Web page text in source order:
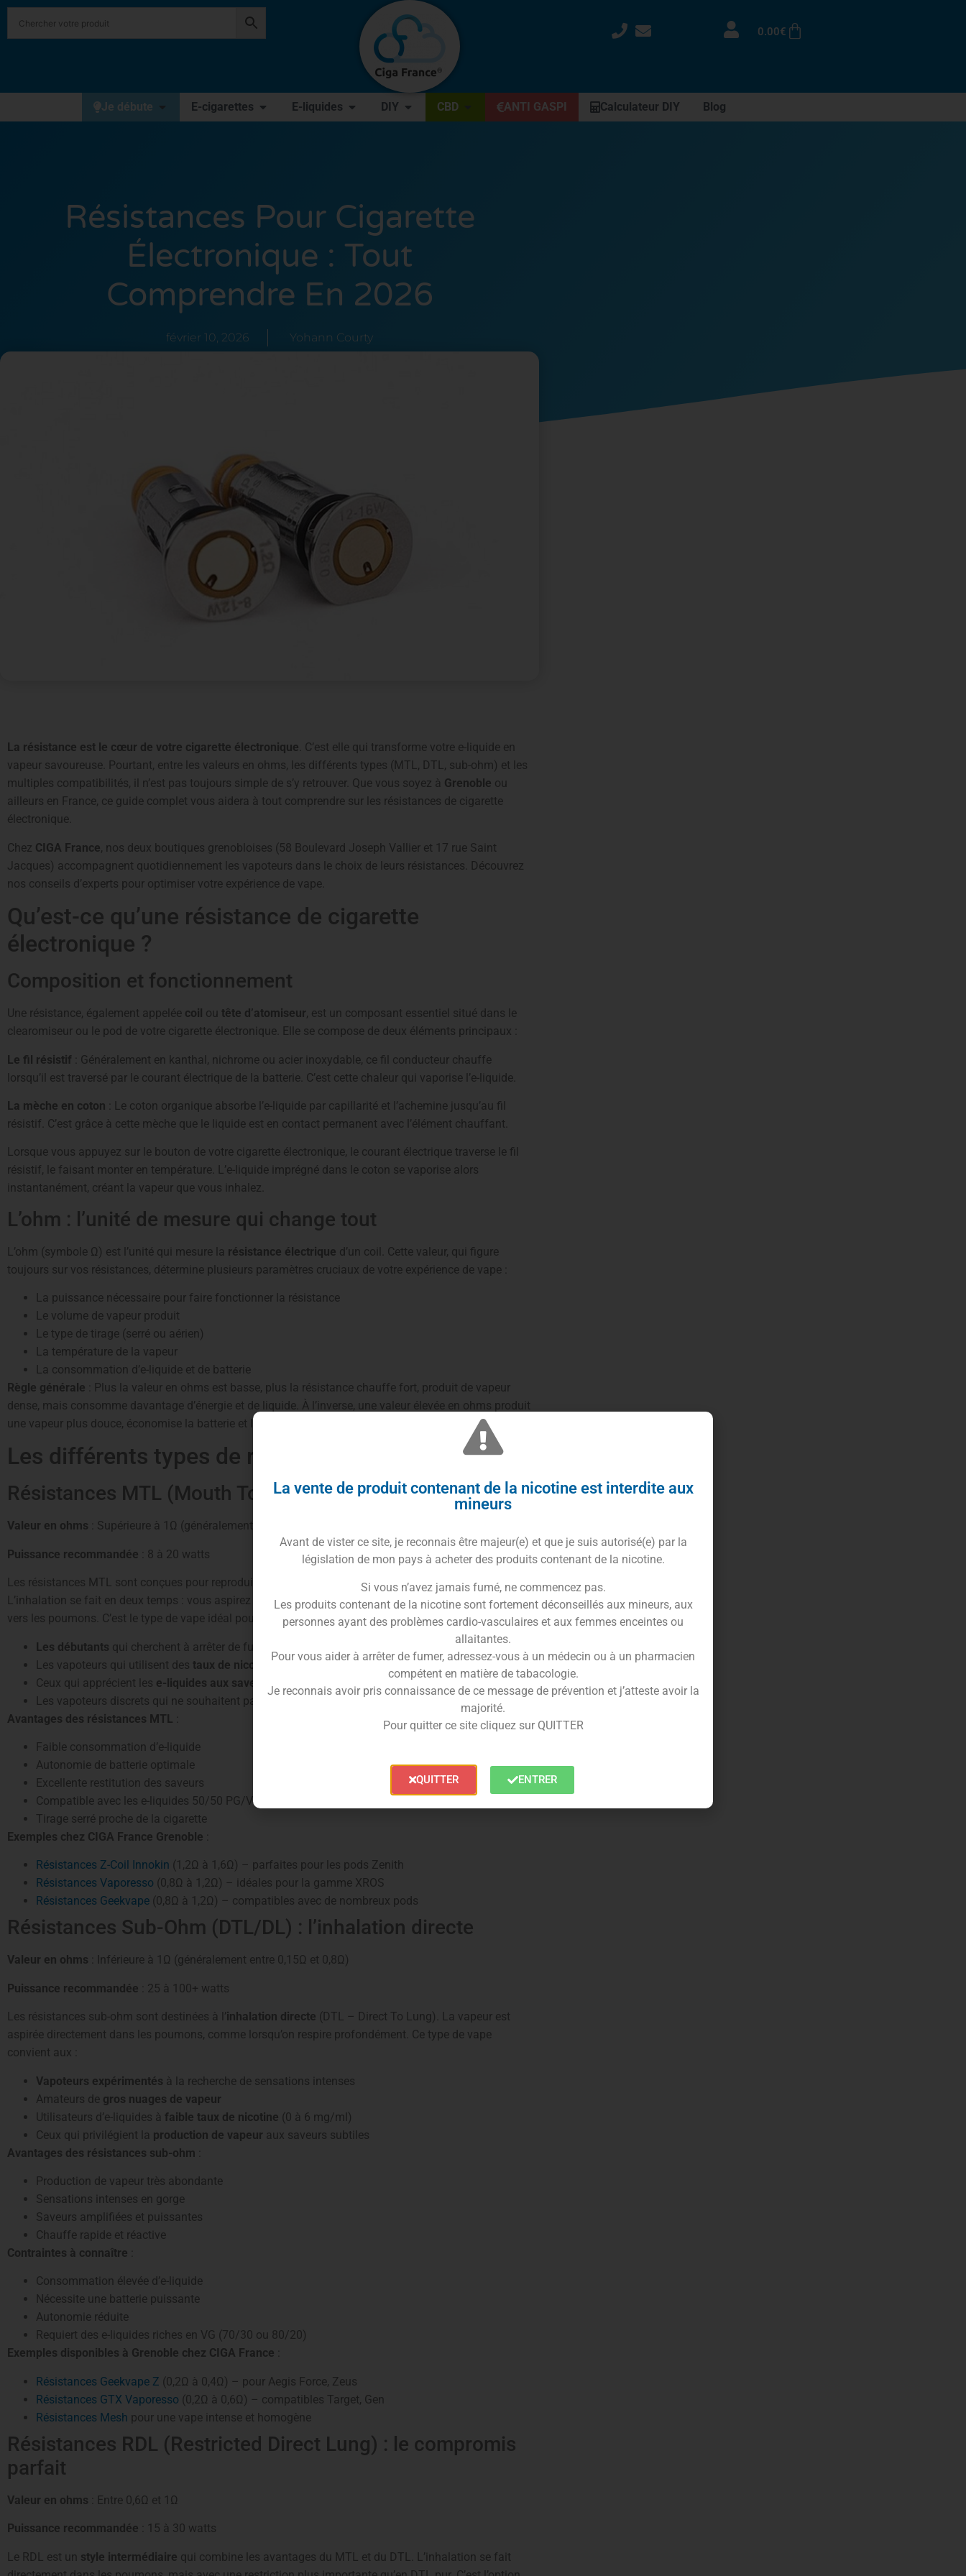
0.00€
Je débute E-cigarettes E-liquides DIY CBD ANTI GASPI Calculateur DIY Blog
Résistances Pour Cigarette
Électronique : Tout
Comprendre En 2026
février 10, 2026 Yohann Courty
La résistance est le cœur de votre cigarette électronique . C’est elle qui transforme votre e-liquide en
vapeur savoureuse. Pourtant, entre les valeurs en ohms, les différents types (MTL, DTL, sub-ohm) et les
multiples compatibilités, il n’est pas toujours simple de s’y retrouver. Que vous soyez à Grenoble ou
ailleurs en France, ce guide complet vous aidera à tout comprendre sur les résistances de cigarette
électronique.
Chez CIGA France, nos deux boutiques grenobloises (58 Boulevard Joseph Vallier et 17 rue Saint
Jacques) accompagnent quotidiennement les vapoteurs dans le choix de leurs résistances. Découvrez
nos conseils d’experts pour optimiser votre expérience de vape.
Qu’est-ce qu’une résistance de cigarette
électronique ?
Composition et fonctionnement
Une résistance, également appelée coil ou tête d’atomiseur, est un composant essentiel situé dans le
clearomiseur ou le pod de votre cigarette électronique. Elle se compose de deux éléments principaux :
Le fil résistif : Généralement en kanthal, nichrome ou acier inoxydable, ce fil conducteur chauffe
lorsqu’il est traversé par le courant électrique de la batterie. C’est cette chaleur qui vaporise l’e-liquide.
La mèche en coton : Le coton organique absorbe l’e-liquide par capillarité et l’achemine jusqu’au fil
résistif. C’est grâce à cette mèche que le liquide est en contact permanent avec l’élément chauffant.
Lorsque vous appuyez sur le bouton de votre cigarette électronique, le courant électrique traverse le fil
résistif, le faisant monter en température. L’e-liquide imprégné dans le coton se vaporise alors
instantanément, créant la vapeur que vous inhalez.
L’ohm : l’unité de mesure qui change tout
L’ohm (symbole Ω) est l’unité qui mesure la résistance électrique d’un coil. Cette valeur, qui figure
toujours sur vos résistances, détermine plusieurs paramètres cruciaux de votre expérience de vape :
La puissance nécessaire pour faire fonctionner la résistance
Le volume de vapeur produit
Le type de tirage (serré ou aérien)
La température de la vapeur
La consommation d’e-liquide et de batterie
Règle générale : Plus la valeur en ohms est basse, plus la résistance chauffe fort, produit de vapeur
dense, mais consomme davantage d’énergie et de liquide. À l’inverse, une valeur élevée en ohms produit
une vapeur plus douce, économise la batterie et le liquide.
Les différents types de résistances
Résistances MTL (Mouth To Lung) : l’inhalation indirecte
Valeur en ohms : Supérieure à 1Ω (généralement entre 0,8Ω et 2,5Ω)
Puissance recommandée : 8 à 20 watts
Les résistances MTL sont conçues pour reproduire la sensation d’une cigarette traditionnelle.
L’inhalation se fait en deux temps : vous aspirez d’abord la vapeur dans la bouche, puis vous l’inhalez
vers les poumons. C’est le type de vape idéal pour :
Les débutants qui cherchent à arrêter de fumer
Les vapoteurs qui utilisent des taux de nicotine élevés (supérieurs à 6 mg/ml)
Ceux qui apprécient les e-liquides aux saveurs subtiles
Les vapoteurs discrets qui ne souhaitent pas produire de gros nuages
Avantages des résistances MTL
Faible consommation d’e-liquide
Autonomie de batterie optimale
Excellente restitution des saveurs
Compatible avec les e-liquides 50/50 PG/VG
Tirage serré proche de la cigarette
Exemples chez CIGA France Grenoble
Résistances Z-Coil Innokin (1,2Ω à 1,6Ω) – parfaites pour les pods Zenith
Résistances Vaporesso (0,8Ω à 1,2Ω) – idéales pour la gamme XROS
Résistances Geekvape (0,8Ω à 1,2Ω) – compatibles avec de nombreux pods
Résistances Sub-Ohm (DTL/DL) : l’inhalation directe
Valeur en ohms : Inférieure à 1Ω (généralement entre 0,15Ω et 0,8Ω)
Puissance recommandée : 25 à 100+ watts
Les résistances sub-ohm sont destinées à l’inhalation directe (DTL – Direct To Lung). La vapeur est
aspirée directement dans les poumons, comme lorsqu’on respire profondément. Ce type de vape
convient aux :
Vapoteurs expérimentés à la recherche de sensations intenses
Amateurs de gros nuages de vapeur
Utilisateurs d’e-liquides à faible taux de nicotine (0 à 6 mg/ml)
Ceux qui privilégient la production de vapeur aux saveurs subtiles
Avantages des résistances sub-ohm
Production de vapeur très abondante
Sensations intenses en gorge
Saveurs amplifiées et puissantes
Chauffe rapide et réactive
Contraintes à connaître
Consommation élevée d’e-liquide
Nécessite une batterie puissante
Autonomie réduite
Requiert des e-liquides riches en VG (70/30 ou 80/20)
Exemples disponibles à Grenoble chez CIGA France
Résistances Geekvape Z (0,2Ω à 0,4Ω) – pour Aegis Force, Zeus
Résistances GTX Vaporesso (0,2Ω à 0,6Ω) – compatibles Target, Gen
Résistances Mesh pour une vape intense et homogène
Résistances RDL (Restricted Direct Lung) : le compromis
parfait
Valeur en ohms : Entre 0,6Ω et 1Ω
Puissance recommandée : 15 à 30 watts
Le RDL est un style intermédiaire qui combine les avantages du MTL et du DTL. L’inhalation se fait
La vente de produit contenant de la nicotine est interdite aux
mineurs
Avant de vister ce site, je reconnais être majeur(e) et que je suis autorisé(e) par la
législation de mon pays à acheter des produits contenant de la nicotine.
Si vous n’avez jamais fumé, ne commencez pas.
Les produits contenant de la nicotine sont fortement déconseillés aux mineurs, aux
personnes ayant des problèmes cardio-vasculaires et aux femmes enceintes ou
allaitantes.
Pour vous aider à arrêter de fumer, adressez-vous à un médecin ou à un pharmacien
compétent en matière de tabacologie.
Je reconnais avoir pris connaissance de ce message de prévention et j’atteste avoir la
majorité.
Pour quitter ce site cliquez sur QUITTER
QUITTER ENTRER